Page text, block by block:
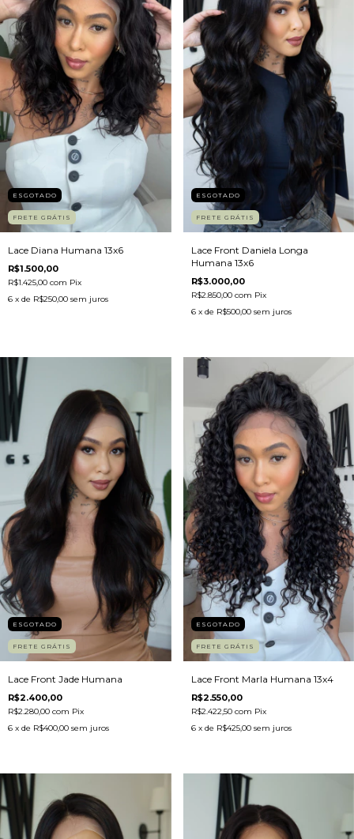
ESGOTADO
FRETE GRÁTIS
Lace Diana Humana 13x6
R$1.500,00
R$1.425,00 com Pix
6 x de R$250,00 sem juros
ESGOTADO
FRETE GRÁTIS
Lace Front Daniela Longa
Humana 13x6
R$3.000,00
R$2.850,00 com Pix
6 x de R$500,00 sem juros
ESGOTADO
FRETE GRÁTIS
Lace Front Jade Humana
R$2.400,00
R$2.280,00 com Pix
6 x de R$400,00 sem juros
ESGOTADO
FRETE GRÁTIS
Lace Front Marla Humana 13x4
R$2.550,00
R$2.422,50 com Pix
6 x de R$425,00 sem juros